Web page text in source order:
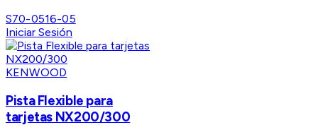
S70-0516-05
Iniciar Sesión
KENWOOD
Pista Flexible para
tarjetas NX200/300